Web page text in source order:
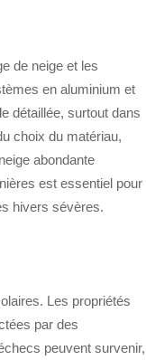
de neige et les
en aluminium et
détaillée, surtout dans
choix du matériau,
abondante
est essentiel pour
hivers sévères.
Les propriétés
par des
peuvent survenir,